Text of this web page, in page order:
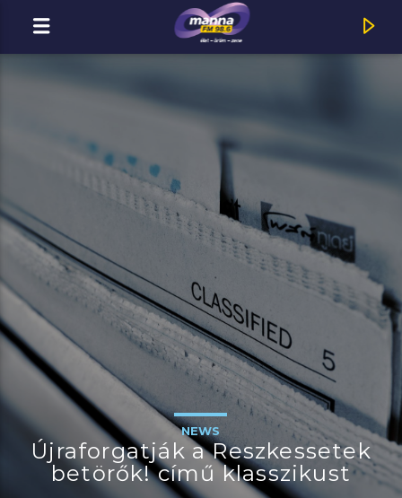
MOST ADÁSBAN
Title
Artist
JELENLEGI MŰSOR
NEWS
Újraforgatják a Reszkessetek
betörők! című klasszikust